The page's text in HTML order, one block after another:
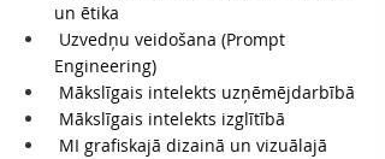
un ētika
Uzvedņu veidošana (Prompt
Engineering)
Mākslīgais intelekts uzņēmējdarbībā
Mākslīgais intelekts izglītībā
MI grafiskajā dizainā un vizuālajā